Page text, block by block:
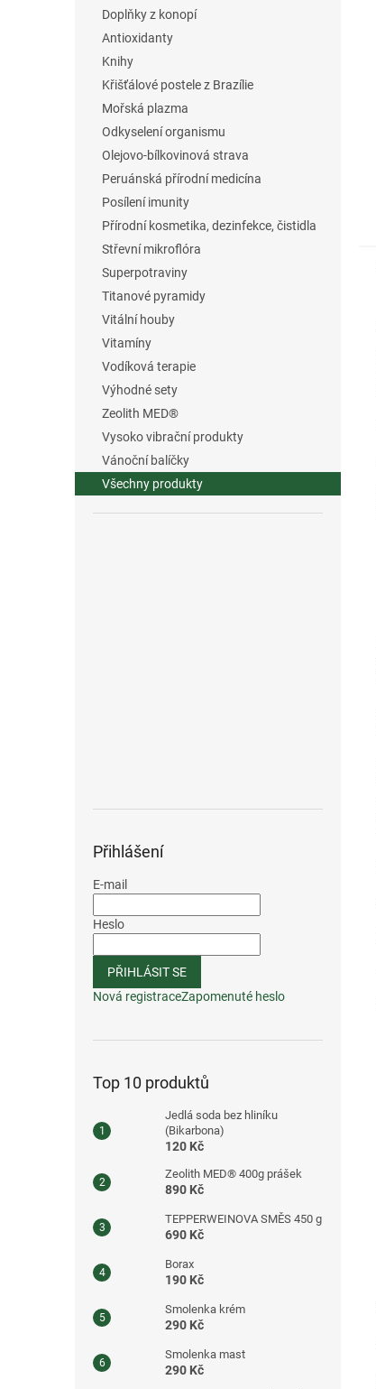
Doplňky z konopí
Antioxidanty
Knihy
Křišťálové postele z Brazílie
Mořská plazma
Odkyselení organismu
Olejovo-bílkovinová strava
Peruánská přírodní medicína
Posílení imunity
Přírodní kosmetika, dezinfekce, čistidla
Střevní mikroflóra
Superpotraviny
Titanové pyramidy
Vitální houby
Vitamíny
Vodíková terapie
Výhodné sety
Zeolith MED®
Vysoko vibrační produkty
Vánoční balíčky
Všechny produkty
Přihlášení
E-mail
Heslo
PŘIHLÁSIT SE
Nová registraceZapomenuté heslo
Top 10 produktů
Jedlá soda bez hliníku
(Bikarbona)
120 Kč
Zeolith MED® 400g prášek
890 Kč
TEPPERWEINOVA SMĚS 450 g
690 Kč
Borax
190 Kč
Smolenka krém
290 Kč
Smolenka mast
290 Kč